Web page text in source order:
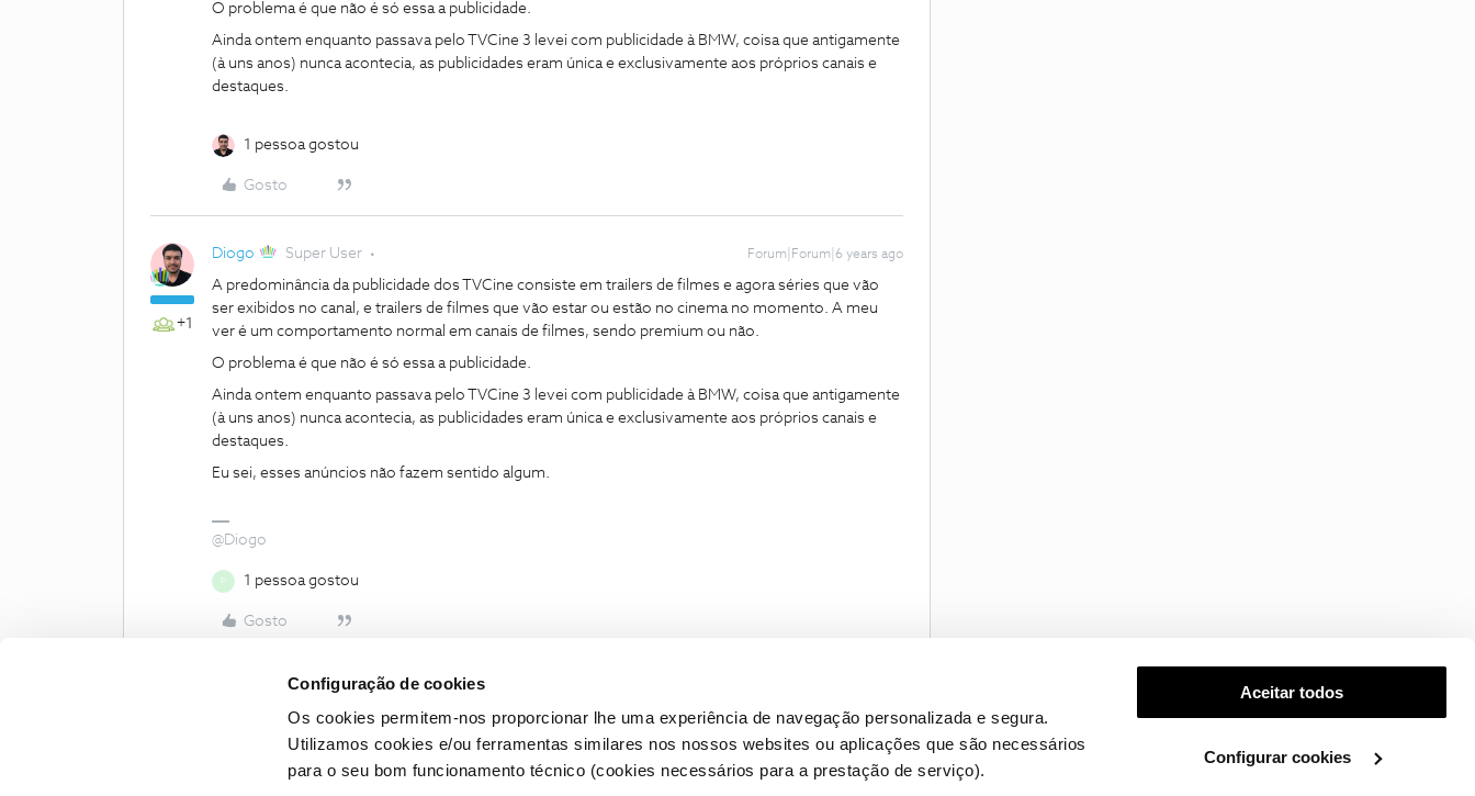
Configuração de cookies
Os cookies permitem-nos proporcionar lhe uma experiência de navegação personalizada e segura.
Utilizamos cookies e/ou ferramentas similares nos nossos websites ou aplicações que são necessários
para o seu bom funcionamento técnico (cookies necessários para a prestação de serviço).
Aceitar todos
Configurar cookies
O problema é que não é só essa a publicidade.
Ainda ontem enquanto passava pelo TVCine 3 levei com publicidade à BMW, coisa que antigamente
(à uns anos) nunca acontecia, as publicidades eram única e exclusivamente aos próprios canais e
destaques.
1 pessoa gostou
Gosto
+1
Diogo Super User Forum|Forum|6 years ago
A predominância da publicidade dos TVCine consiste em trailers de filmes e agora séries que vão
ser exibidos no canal, e trailers de filmes que vão estar ou estão no cinema no momento. A meu
ver é um comportamento normal em canais de filmes, sendo premium ou não.
O problema é que não é só essa a publicidade.
Ainda ontem enquanto passava pelo TVCine 3 levei com publicidade à BMW, coisa que antigamente
(à uns anos) nunca acontecia, as publicidades eram única e exclusivamente aos próprios canais e
destaques.
Eu sei, esses anúncios não fazem sentido algum.
@Diogo
1 pessoa gostou
Gosto